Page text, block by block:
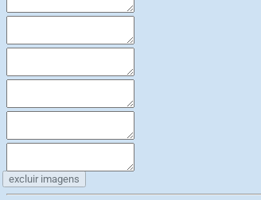
excluir imagens